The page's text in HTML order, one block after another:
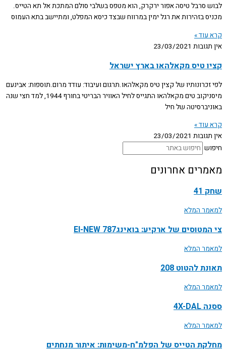
לבוש סרבל טיסה אפור ירקרק, הוא מטפס בשלבי סולם המתכת אל תא הטייס.
מכניס בזהירות את רגל ימין במרווח שבצד כיסא המפלט, ומתיישב בתא העמוס
קרא עוד »
אין תגובות 23/03/2021
קציו טיס מקאלהאו בארץ ישראל
לפי זכרונותיו של קצין טיס מקאלהאו.תרגום ועיבוד: עודד מרום.תוספות: אבינעם
מיסניקוב טים מקאלהאו התגייס לחיל האוויר הבריטי בחורף 1944, למד חצי שנה
באוניברסיטה של חיל
קרא עוד »
אין תגובות 23/03/2021
חיפוש
מאמרים אחרונים
שחק 41
למאמר המלא
צי המטוסים של ארקיע: בואינג787 EI-NEW
למאמר המלא
תאונת להטוט 208
למאמר המלא
ססנה 4X-DAL
למאמר המלא
מחלקת הטייס של הפלמ"ח-משימות: איתור מנחתים